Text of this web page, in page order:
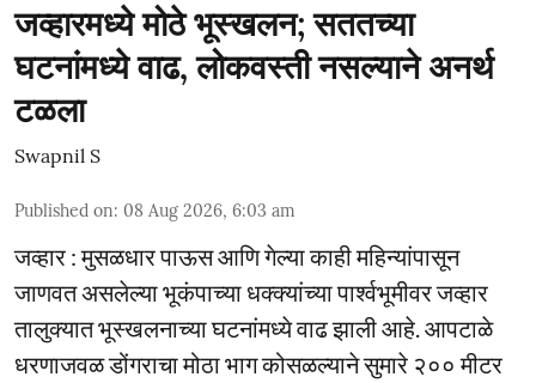
जव्हारमध्ये मोठे भूस्खलन; सततच्या
घटनांमध्ये वाढ, लोकवस्ती नसल्याने अनर्थ
टळला
Swapnil S
Published on: 08 Aug 2026, 6:03 am
जव्हार : मुसळधार पाऊस आणि गेल्या काही महिन्यांपासून
जाणवत असलेल्या भूकंपाच्या धक्क्यांच्या पार्श्वभूमीवर जव्हार
तालुक्यात भूस्खलनाच्या घटनांमध्ये वाढ झाली आहे. आपटाळे
धरणाजवळ डोंगराचा मोठा भाग कोसळल्याने सुमारे २०० मीटर